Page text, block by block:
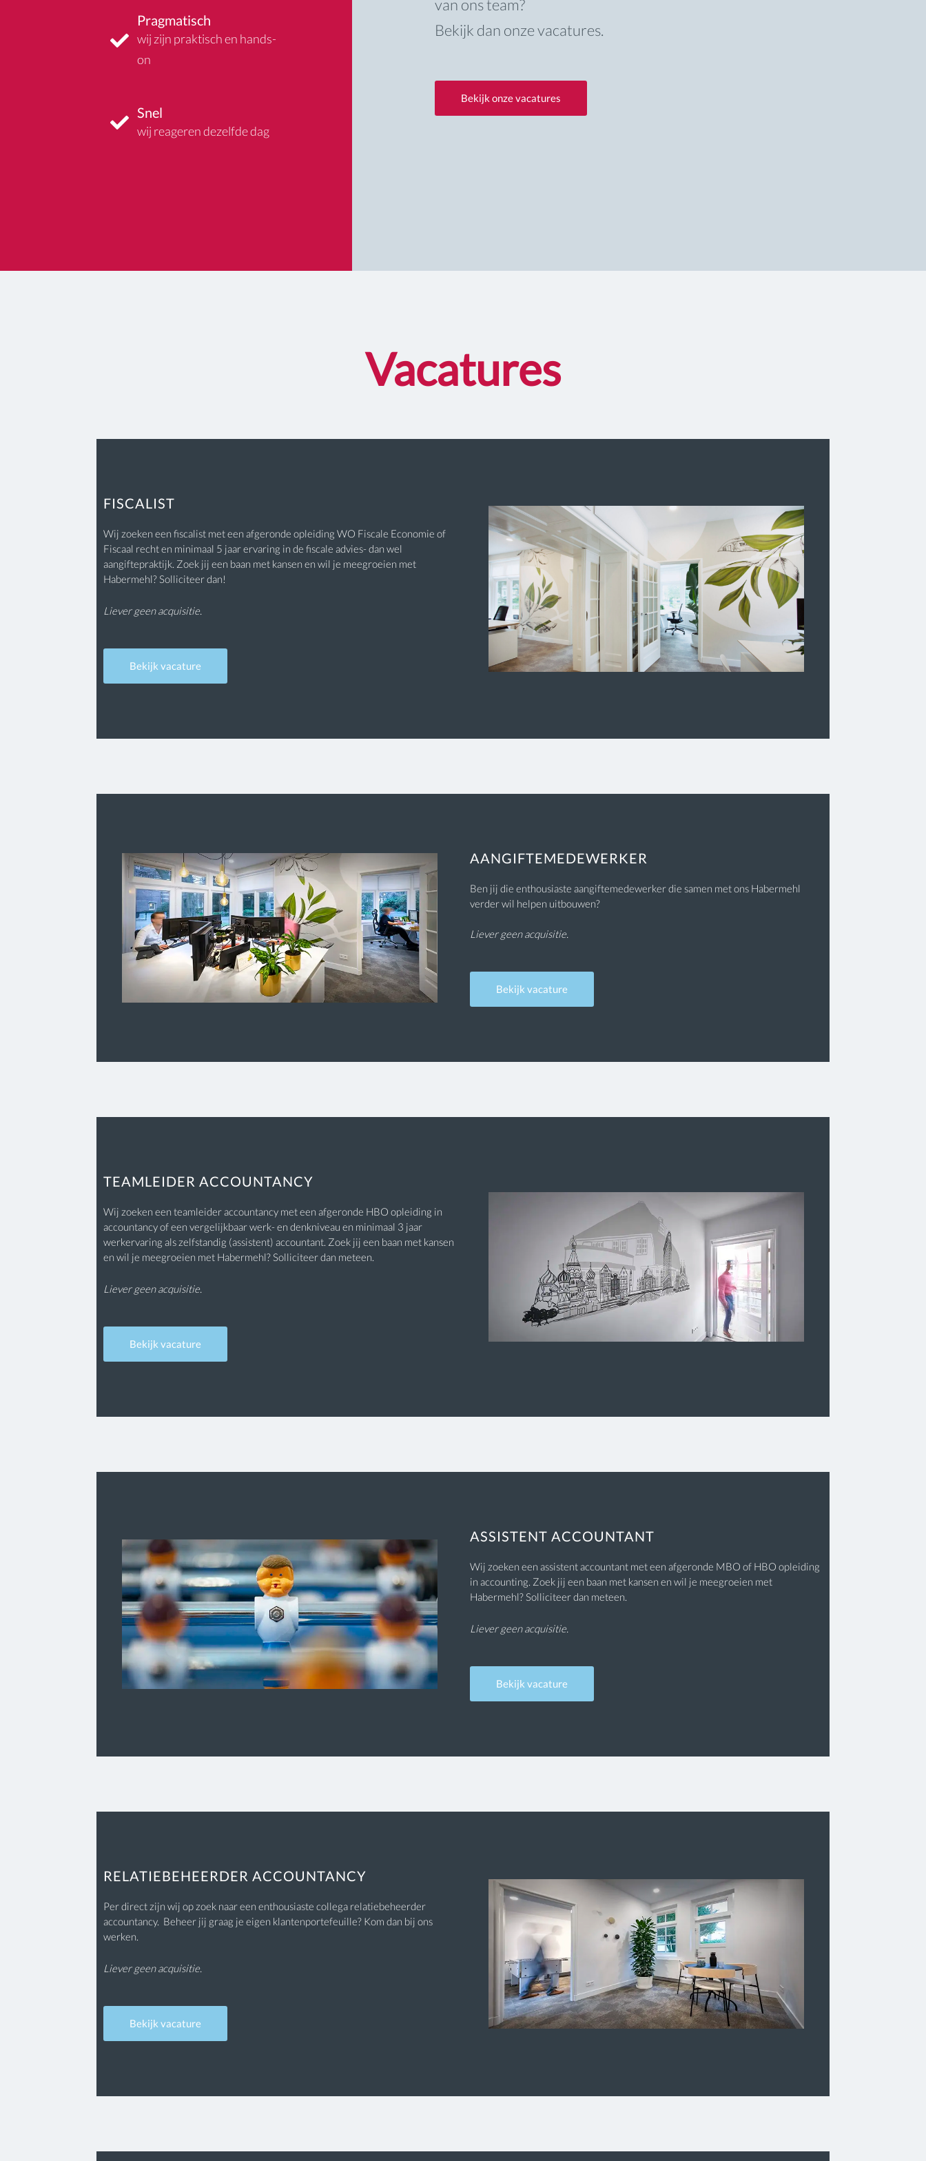
Pragmatisch
wij zijn praktisch en hands-
on
Snel
wij reageren dezelfde dag
van ons team?
Bekijk dan onze vacatures.
Bekijk onze vacatures
Vacatures
FISCALIST
Wij zoeken een fiscalist met een afgeronde opleiding WO Fiscale Economie of
Fiscaal recht en minimaal 5 jaar ervaring in de fiscale advies- dan wel
aangiftepraktijk. Zoek jij een baan met kansen en wil je meegroeien met
Habermehl? Solliciteer dan!
Liever geen acquisitie.
Bekijk vacature
AANGIFTEMEDEWERKER
Ben jij die enthousiaste aangiftemedewerker die samen met ons Habermehl
verder wil helpen uitbouwen?
Liever geen acquisitie.
Bekijk vacature
TEAMLEIDER ACCOUNTANCY
Wij zoeken een teamleider accountancy met een afgeronde HBO opleiding in
accountancy of een vergelijkbaar werk- en denkniveau en minimaal 3 jaar
werkervaring als zelfstandig (assistent) accountant. Zoek jij een baan met kansen
en wil je meegroeien met Habermehl? Solliciteer dan meteen.
Liever geen acquisitie.
Bekijk vacature
ASSISTENT ACCOUNTANT
Wij zoeken een assistent accountant met een afgeronde MBO of HBO opleiding
in accounting. Zoek jij een baan met kansen en wil je meegroeien met
Habermehl? Solliciteer dan meteen.
Liever geen acquisitie.
Bekijk vacature
RELATIEBEHEERDER ACCOUNTANCY
Per direct zijn wij op zoek naar een enthousiaste collega relatiebeheerder
accountancy. Beheer jij graag je eigen klantenportefeuille? Kom dan bij ons
werken.
Liever geen acquisitie.
Bekijk vacature